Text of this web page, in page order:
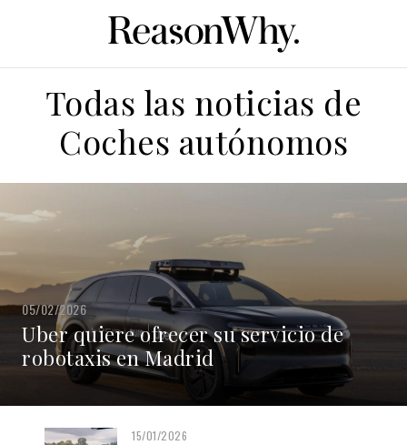
Todas las noticias de
Coches autónomos
05/02/2026
Uber quiere ofrecer su servicio de
robotaxis en Madrid
15/01/2026